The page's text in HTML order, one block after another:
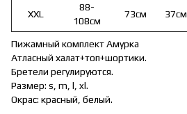
XXL
88-
108см
73см 37см
Пижамный комплект Амурка
Атласный халат+топ+шортики.
Бретели регулируются.
Размер: s, m, l, xl.
Окрас: красный, белый.